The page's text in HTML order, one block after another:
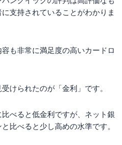
支持されていることがわかりま
も非常に満足度の高いカードロ
けられたのが「金利」です。
べると低金利ですが、ネット銀
比べると少し高めの水準です。